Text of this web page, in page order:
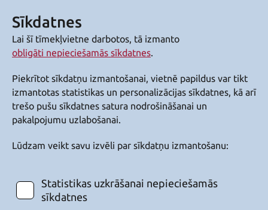
Sīkdatnes
Lai šī tīmekļvietne darbotos, tā izmanto
obligāti nepieciešamās sīkdatnes.
Piekrītot sīkdatņu izmantošanai, vietnē papildus var tikt
izmantotas statistikas un personalizācijas sīkdatnes, kā arī
trešo pušu sīkdatnes satura nodrošināšanai un
pakalpojumu uzlabošanai.
Lūdzam veikt savu izvēli par sīkdatņu izmantošanu:
Statistikas uzkrāšanai nepieciešamās
sīkdatnes